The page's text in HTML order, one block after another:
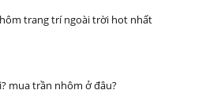
trang trí ngoài trời hot nhất
mua trần nhôm ở đâu?